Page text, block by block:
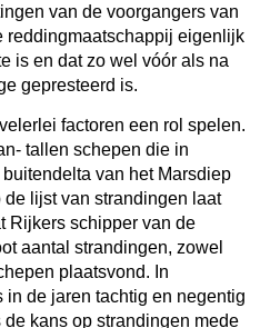
van de voorgangers van
reddingmaatschappij eigenlijk
is en dat zo wel vóór als na
gepresteerd is.
factoren een rol spelen.
tallen schepen die in
van het Marsdiep
lijst van strandingen laat
Rijkers schipper van de
aantal strandingen, zowel
plaatsvond. In
in de jaren tachtig en negentig
kans op strandingen mede